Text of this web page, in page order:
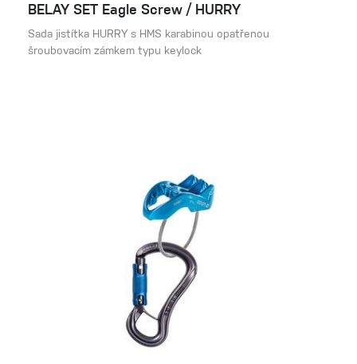
BELAY SET Eagle Screw / HURRY
Sada jistítka HURRY s HMS karabinou opatřenou
šroubovacím zámkem typu keylock